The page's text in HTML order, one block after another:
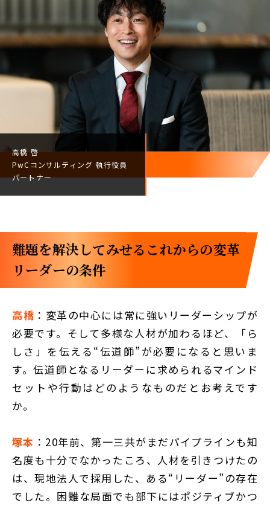
高橋 啓
PwCコンサルティング執行役員
パートナー
難題を解決してみせる――これからの変革
リーダーの条件
高橋 ：変革の中心には常に強いリーダーシップが
必要です。そして多様な人材が加わるほど、「ら
しさ」を伝える“伝道師”が必要になると思いま
す。伝道師となるリーダーに求められるマインド
セットや行動はどのようなものだとお考えです
か。
塚本 ：20年前、第一三共がまだパイプラインも知
名度も十分でなかったころ、人材を引きつけたの
は、現地法人で採用した、ある“リーダー”の存在
でした。困難な局面でも部下にはポジティブかつ